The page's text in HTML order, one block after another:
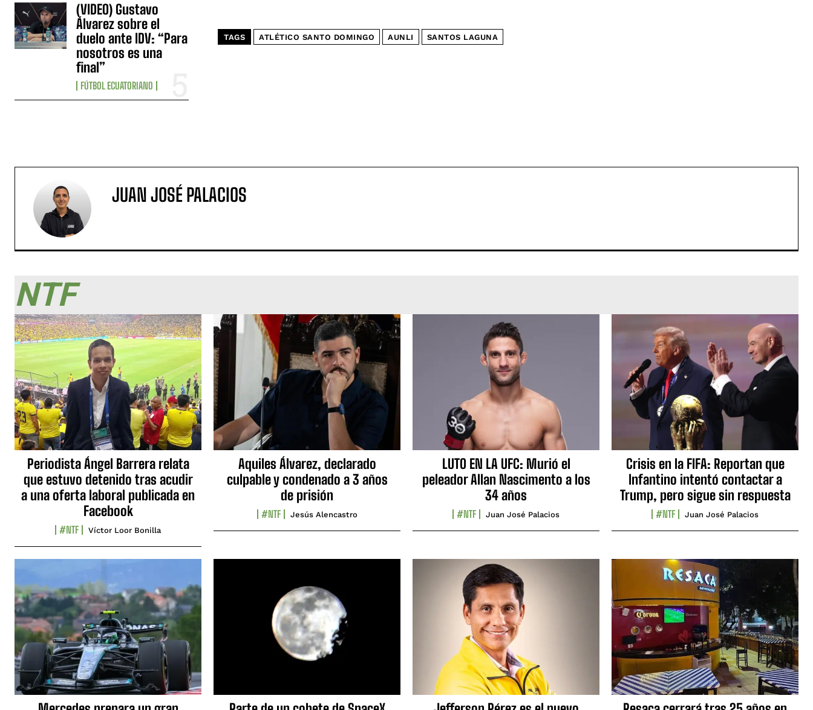
(VIDEO) Gustavo
Álvarez sobre el
duelo ante IDV: “Para
nosotros es una
final”
FÚTBOL ECUATORIANO
TAGS ATLÉTICO SANTO DOMINGO AUNLI SANTOS LAGUNA
JUAN JOSÉ PALACIOS
NTF
Periodista Ángel Barrera relata
que estuvo detenido tras acudir
a una oferta laboral publicada en
Facebook
#NTF Víctor Loor Bonilla
Aquiles Álvarez, declarado
culpable y condenado a 3 años
de prisión
#NTF Jesús Alencastro
LUTO EN LA UFC: Murió el
peleador Allan Nascimento a los
34 años
#NTF Juan José Palacios
Crisis en la FIFA: Reportan que
Infantino intentó contactar a
Trump, pero sigue sin respuesta
#NTF Juan José Palacios